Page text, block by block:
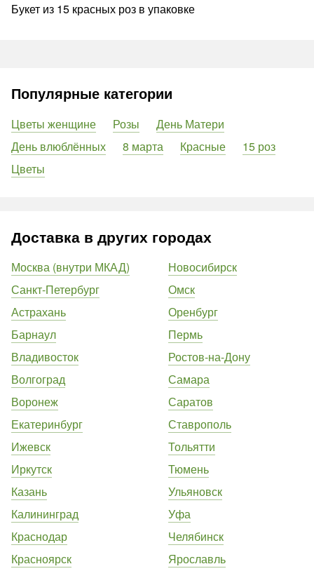
Букет из 15 красных роз в упаковке
Популярные категории
Цветы женщине Розы
День Матери
День влюблённых
8 марта Красные
15 роз
Цветы
Доставка в других городах
Москва (внутри МКАД)
Санкт-Петербург
Астрахань
Барнаул
Владивосток
Волгоград
Воронеж
Екатеринбург
Ижевск
Иркутск
Казань
Калининград
Краснодар
Красноярск
Новосибирск
Омск
Оренбург
Пермь
Ростов-на-Дону
Самара
Саратов
Ставрополь
Тольятти
Тюмень
Ульяновск
Уфа
Челябинск
Ярославль